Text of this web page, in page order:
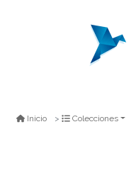
Inicio Colecciones